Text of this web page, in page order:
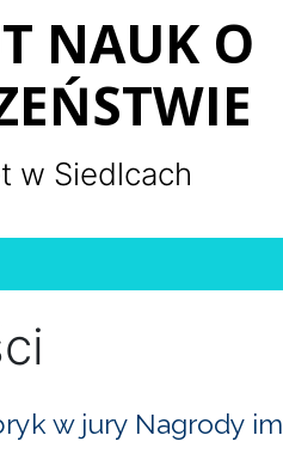
NAUK O
w Siedlcach
w jury Nagrody